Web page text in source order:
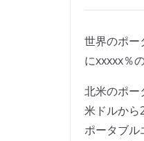
世界のポー
にxxxxx％
北米のポー
米ドルから
ポータブル